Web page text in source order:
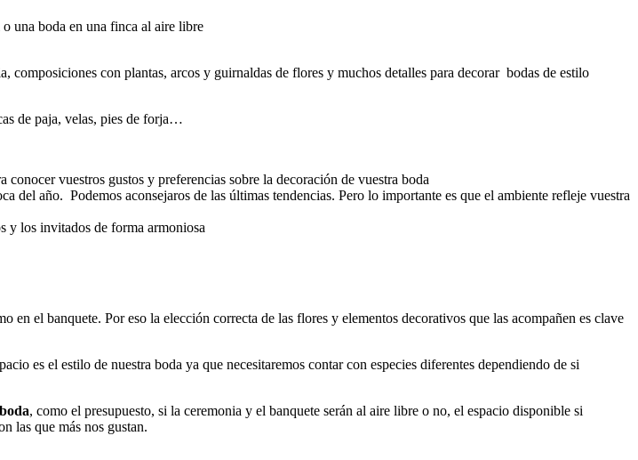
una boda en una finca al aire libre
con plantas, arcos y guirnaldas de flores y muchos detalles para decorar bodas de estilo
de paja, velas, pies de forja…
vuestros gustos y preferencias sobre la decoración de vuestra boda
año. Podemos aconsejaros de las últimas tendencias. Pero lo importante es que el ambiente refleje vuestra
y los invitados de forma armoniosa
en el banquete. Por eso la elección correcta de las flores y elementos decorativos que las acompañen es clave
es el estilo de nuestra boda ya que necesitaremos contar con especies diferentes dependiendo de si
, como el presupuesto, si la ceremonia y el banquete serán al aire libre o no, el espacio disponible si
las que más nos gustan.